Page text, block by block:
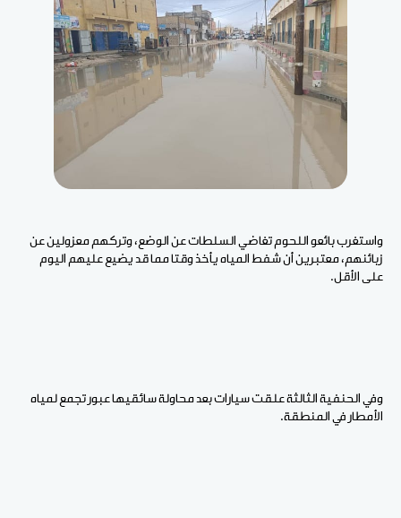
واستغرب بائعو اللحوم تغاضي السلطات عن الوضع، وتركهم معزولين عن
زبائنهم، معتبرين أن شفط المياه يأخذ وقتا مما قد يضيع عليهم اليوم
على الأقل.
وفي الحنفية الثالثة علقت سيارات بعد محاولة سائقيها عبور تجمع لمياه
الأمطار في المنطقة.